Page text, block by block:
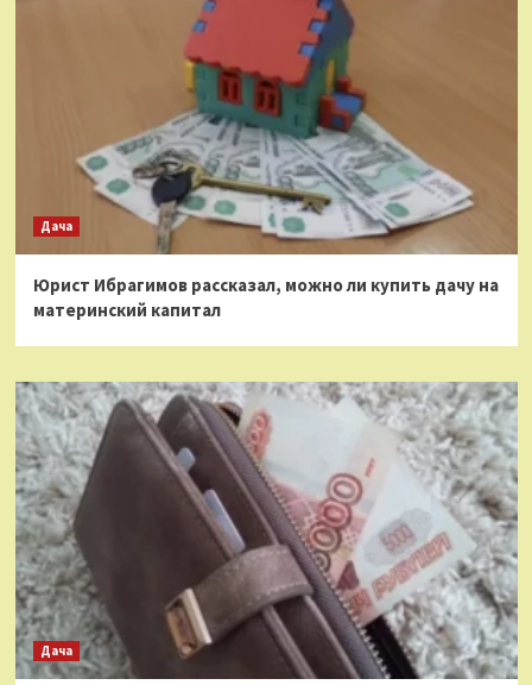
Дача
Юрист Ибрагимов рассказал, можно ли купить дачу на
материнский капитал
Дача